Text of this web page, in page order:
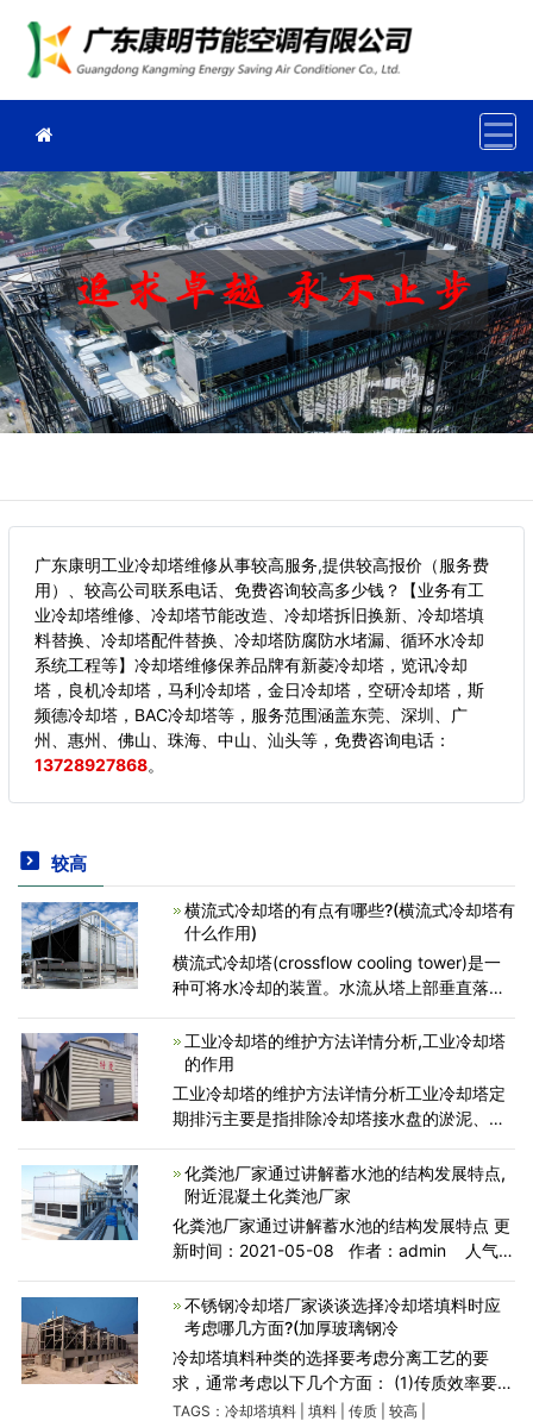
广东康明工业冷却塔维修从事较高服务,提供较高报价（服务费
用）、较高公司联系电话、免费咨询较高多少钱？【业务有工
业冷却塔维修、冷却塔节能改造、冷却塔拆旧换新、冷却塔填
料替换、冷却塔配件替换、冷却塔防腐防水堵漏、循环水冷却
系统工程等】冷却塔维修保养品牌有新菱冷却塔，览讯冷却
塔，良机冷却塔，马利冷却塔，金日冷却塔，空研冷却塔，斯
频德冷却塔，BAC冷却塔等，服务范围涵盖东莞、深圳、广
州、惠州、佛山、珠海、中山、汕头等， 免费咨询电话：
13728927868。
较高
横流式冷却塔的有点有哪些?(横流式冷却塔有
什么作用)
横流式冷却塔(crossflow cooling tower)是一
种可将水冷却的装置。水流从塔上部垂直落
正交的冷却塔。按冷却水的水质分为：开式塔
和闭式塔。按噪声
工业冷却塔的维护方法详情分析,工业冷却塔
的作用
工业冷却塔的维护方法详情分析工业冷却塔定
期排污主要是指排除冷却塔接水盘的淤泥、苔
止堵塞回水管道，降低循环水秽浊率，强化冷
却塔制冷效果。 对
化粪池厂家通过讲解蓄水池的结构发展特点,
附近混凝土化粪池厂家
化粪池厂家通过讲解蓄水池的结构发展特点 更
新时间：2021-05-08 作者：admin 人气：
形开放储储层单元主体的两个部分和池的底壁
构成。玻
不锈钢冷却塔厂家谈谈选择冷却塔填料时应
考虑哪几方面?(加厚玻璃钢冷
冷却塔填料种类的选择要考虑分离工艺的要
求，通常考虑以下几个方面： (1)传质效率要高
一般而言，规整填料的传质效率高于散装填
TAGS： 冷却塔填料| 填料| 传质| 较高|